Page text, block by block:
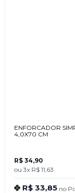
ENFORCADOR
4,0X70 CM
R$ 34,90
ou 3x R$ 11,63
R$ 33,85 no